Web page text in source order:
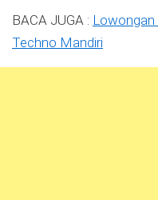
BACA JUGA : Lowongan
Techno Mandiri